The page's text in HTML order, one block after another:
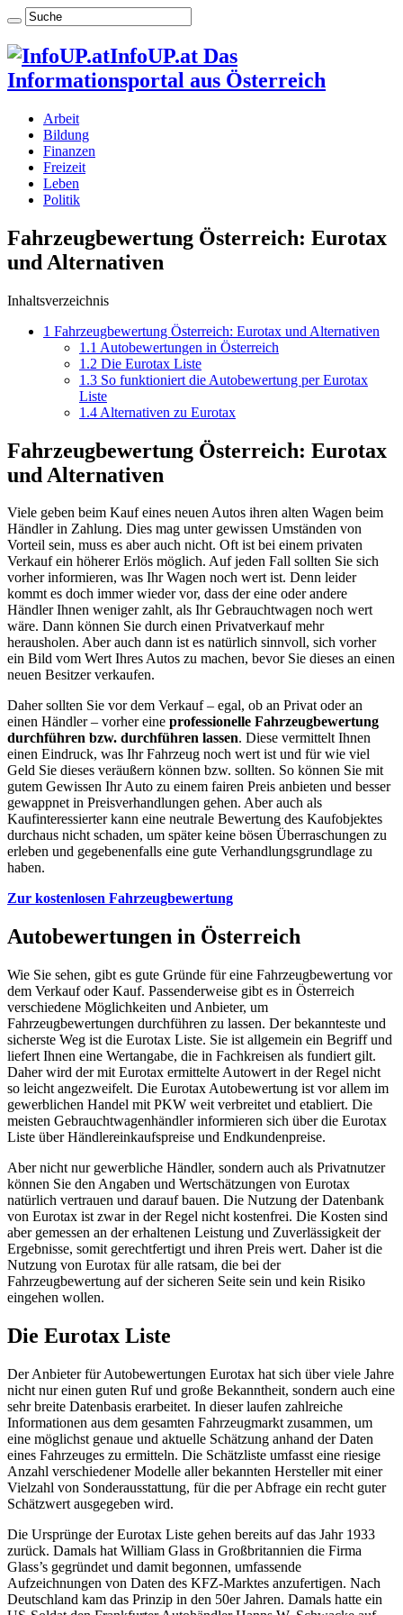
InfoUP.at Das
Informationsportal aus Österreich
Arbeit
Bildung
Finanzen
Freizeit
Leben
Politik
Fahrzeugbewertung Österreich: Eurotax
und Alternativen
Inhaltsverzeichnis
1 Fahrzeugbewertung Österreich: Eurotax und Alternativen
1.1 Autobewertungen in Österreich
1.2 Die Eurotax Liste
1.3 So funktioniert die Autobewertung per Eurotax
Liste
1.4 Alternativen zu Eurotax
Fahrzeugbewertung Österreich: Eurotax
und Alternativen
Viele geben beim Kauf eines neuen Autos ihren alten Wagen beim
Händler in Zahlung. Dies mag unter gewissen Umständen von
Vorteil sein, muss es aber auch nicht. Oft ist bei einem privaten
Verkauf ein höherer Erlös möglich. Auf jeden Fall sollten Sie sich
vorher informieren, was Ihr Wagen noch wert ist. Denn leider
kommt es doch immer wieder vor, dass der eine oder andere
Händler Ihnen weniger zahlt, als Ihr Gebrauchtwagen noch wert
wäre. Dann können Sie durch einen Privatverkauf mehr
herausholen. Aber auch dann ist es natürlich sinnvoll, sich vorher
ein Bild vom Wert Ihres Autos zu machen, bevor Sie dieses an einen
neuen Besitzer verkaufen.
Daher sollten Sie vor dem Verkauf – egal, ob an Privat oder an
einen Händler – vorher eine professionelle Fahrzeugbewertung
durchführen bzw. durchführen lassen. Diese vermittelt Ihnen
einen Eindruck, was Ihr Fahrzeug noch wert ist und für wie viel
Geld Sie dieses veräußern können bzw. sollten. So können Sie mit
gutem Gewissen Ihr Auto zu einem fairen Preis anbieten und besser
gewappnet in Preisverhandlungen gehen. Aber auch als
Kaufinteressierter kann eine neutrale Bewertung des Kaufobjektes
durchaus nicht schaden, um später keine bösen Überraschungen zu
erleben und gegebenenfalls eine gute Verhandlungsgrundlage zu
haben.
Zur kostenlosen Fahrzeugbewertung
Autobewertungen in Österreich
Wie Sie sehen, gibt es gute Gründe für eine Fahrzeugbewertung vor
dem Verkauf oder Kauf. Passenderweise gibt es in Österreich
verschiedene Möglichkeiten und Anbieter, um
Fahrzeugbewertungen durchführen zu lassen. Der bekannteste und
sicherste Weg ist die Eurotax Liste. Sie ist allgemein ein Begriff und
liefert Ihnen eine Wertangabe, die in Fachkreisen als fundiert gilt.
Daher wird der mit Eurotax ermittelte Autowert in der Regel nicht
so leicht angezweifelt. Die Eurotax Autobewertung ist vor allem im
gewerblichen Handel mit PKW weit verbreitet und etabliert. Die
meisten Gebrauchtwagenhändler informieren sich über die Eurotax
Liste über Händlereinkaufspreise und Endkundenpreise.
Aber nicht nur gewerbliche Händler, sondern auch als Privatnutzer
können Sie den Angaben und Wertschätzungen von Eurotax
natürlich vertrauen und darauf bauen. Die Nutzung der Datenbank
von Eurotax ist zwar in der Regel nicht kostenfrei. Die Kosten sind
aber gemessen an der erhaltenen Leistung und Zuverlässigkeit der
Ergebnisse, somit gerechtfertigt und ihren Preis wert. Daher ist die
Nutzung von Eurotax für alle ratsam, die bei der
Fahrzeugbewertung auf der sicheren Seite sein und kein Risiko
eingehen wollen.
Die Eurotax Liste
Der Anbieter für Autobewertungen Eurotax hat sich über viele Jahre
nicht nur einen guten Ruf und große Bekanntheit, sondern auch eine
sehr breite Datenbasis erarbeitet. In dieser laufen zahlreiche
Informationen aus dem gesamten Fahrzeugmarkt zusammen, um
eine möglichst genaue und aktuelle Schätzung anhand der Daten
eines Fahrzeuges zu ermitteln. Die Schätzliste umfasst eine riesige
Anzahl verschiedener Modelle aller bekannten Hersteller mit einer
Vielzahl von Sonderausstattung, für die per Abfrage ein recht guter
Schätzwert ausgegeben wird.
Die Ursprünge der Eurotax Liste gehen bereits auf das Jahr 1933
zurück. Damals hat William Glass in Großbritannien die Firma
Glass’s gegründet und damit begonnen, umfassende
Aufzeichnungen von Daten des KFZ-Marktes anzufertigen. Nach
Deutschland kam das Prinzip in den 50er Jahren. Damals hatte ein